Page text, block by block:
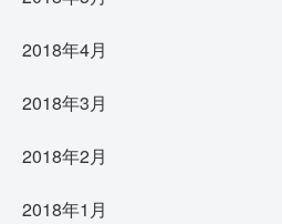
2018年4月
2018年3月
2018年2月
2018年1月